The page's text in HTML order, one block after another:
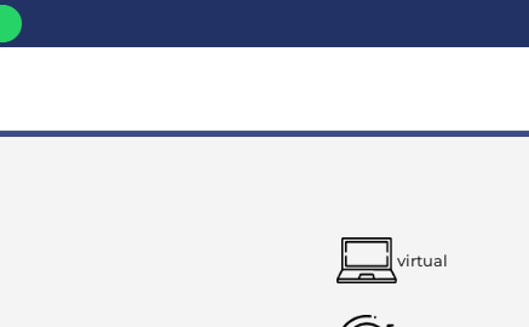
virtual